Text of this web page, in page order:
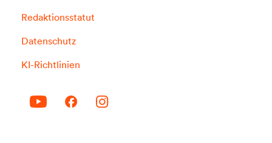
Redaktionsstatut
Datenschutz
KI-Richtlinien